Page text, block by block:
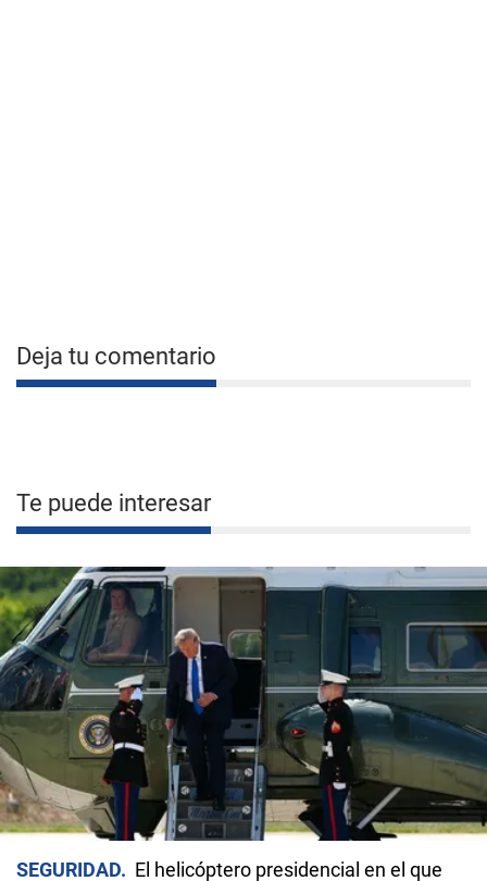
Deja tu comentario
Te puede interesar
SEGURIDAD
El helicóptero presidencial en el que